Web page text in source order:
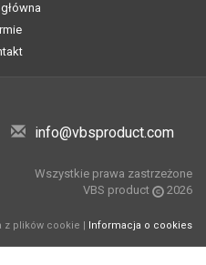
info@vbsproduct.com
Wszystkie prawa zastrzeżone
VBS product
2026
z plików cookie | Informacja o cookies